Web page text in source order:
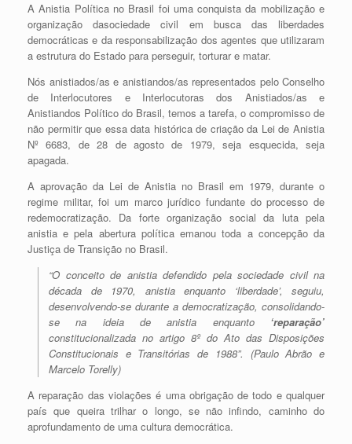
A Anistia Política no Brasil foi uma conquista da mobilização e
organização dasociedade civil em busca das liberdades
democráticas e da responsabilização dos agentes que utilizaram
a estrutura do Estado para perseguir, torturar e matar.
Nós anistiados/as e anistiandos/as representados pelo Conselho
de Interlocutores e Interlocutoras dos Anistiados/as e
Anistiandos Político do Brasil, temos a tarefa, o compromisso de
não permitir que essa data histórica de criação da Lei de Anistia
Nº 6683, de 28 de agosto de 1979, seja esquecida, seja
apagada.
A aprovação da Lei de Anistia no Brasil em 1979, durante o
regime militar, foi um marco jurídico fundante do processo de
redemocratização. Da forte organização social da luta pela
anistia e pela abertura política emanou toda a concepção da
Justiça de Transição no Brasil.
“O conceito de anistia defendido pela sociedade civil na
década de 1970, anistia enquanto ‘liberdade’, seguiu,
desenvolvendo-se durante a democratização, consolidando-
se na ideia de anistia enquanto ‘reparação’
constitucionalizada no artigo 8º do Ato das Disposições
Constitucionais e Transitórias de 1988”. (Paulo Abrão e
Marcelo Torelly)
A reparação das violações é uma obrigação de todo e qualquer
país que queira trilhar o longo, se não infindo, caminho do
aprofundamento de uma cultura democrática.